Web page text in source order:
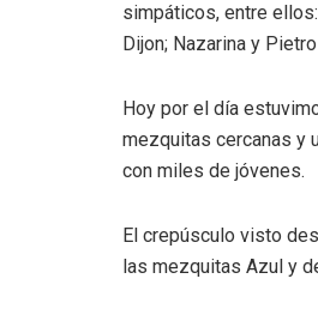
simpáticos, entre
Dijon; Nazarina y
Hoy por el día
mezquitas cercanas y
con miles de jóvenes.
El crepúsculo visto
las mezquitas Azul y